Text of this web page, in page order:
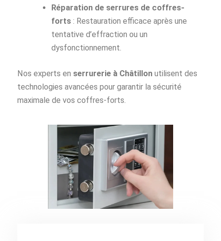
Réparation de serrures de coffres-
forts : Restauration efficace après une
tentative d’effraction ou un
dysfonctionnement.
Nos experts en serrurerie à Châtillon utilisent des
technologies avancées pour garantir la sécurité
maximale de vos coffres-forts.